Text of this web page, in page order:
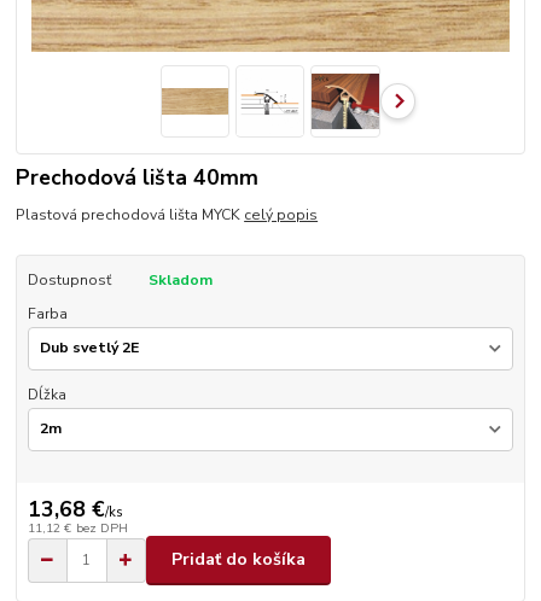
Prechodová lišta 40mm
Plastová prechodová lišta MYCK celý popis
Dostupnosť
Skladom
Farba
Dĺžka
13,68 €/ks
11,12 € bez DPH
Pridať do košíka